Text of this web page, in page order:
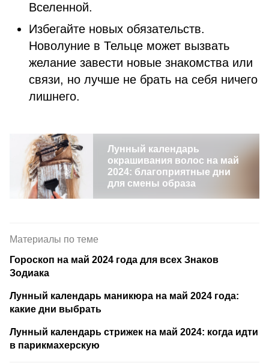
Вселенной.
Избегайте новых обязательств.
Новолуние в Тельце может вызвать
желание завести новые знакомства или
связи, но лучше не брать на себя ничего
лишнего.
Лунный календарь
окрашивания волос на май
2024: благоприятные дни
для смены образа
Материалы по теме
Гороскоп на май 2024 года для всех Знаков
Зодиака
Лунный календарь маникюра на май 2024 года:
какие дни выбрать
Лунный календарь стрижек на май 2024: когда идти
в парикмахерскую